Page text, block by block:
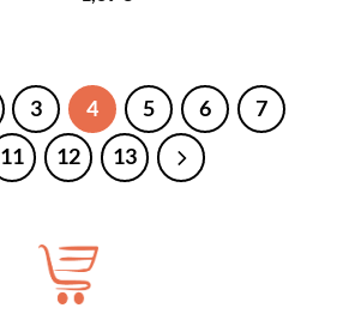
3 4 5 6
7
11 12 13